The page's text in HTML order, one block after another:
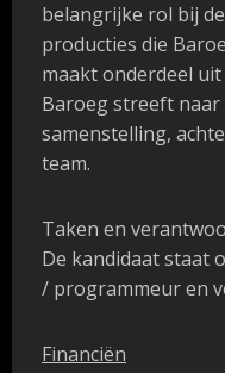
belangrijke rol bij
producties die
maakt onderdeel
Baroeg streeft
samenstelling,
team.
Taken en
De kandidaat staat
/ programmeur en
Financiën